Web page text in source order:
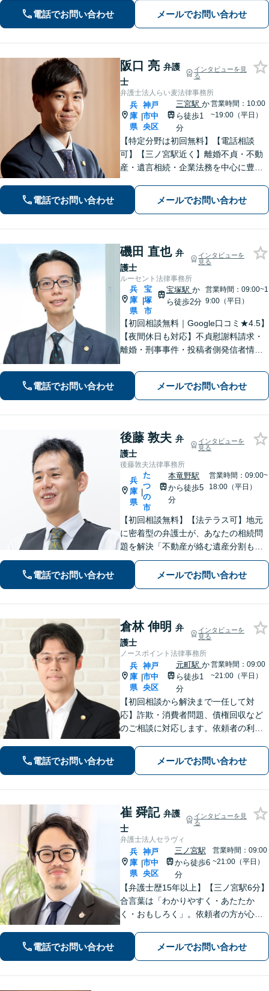
対応(法律相談は完全予約制)】各分野で
専門性の高い弁護士が寄り添い解決を
電話でお問い合わせ メールでお問い合わせ
阪口 亮 弁護
士
インタビューを見
る
弁護士法人らい麦法律事務所
兵
庫
県
|
神戸
市中
央区
三宮駅 か
ら徒歩1
分
営業時間：10:00
~19:00（平日）
【特定分野は初回無料】【電話相談
可】【三ノ宮駅近く】離婚不貞・不動
産・遺言相続・企業法務を中心に豊富
ために」をモットーに、高い専門性を
もって最善の解決を実現します。お気
電話でお問い合わせ メールでお問い合わせ
磯田 直也 弁
護士
インタビューを
見る
ルーセント法律事務所
兵
庫
県
|
宝
塚
市
宝塚駅 か
ら徒歩2分
営業時間：09:00~1
9:00（平日）
【初回相談無料｜Google口コミ★4.5】
【夜間休日も対応】不貞慰謝料請求・
離婚・刑事事件・投稿者側発信者情報
メイドのサービスで問題解決や事業の
推進を強力にサポート【宝塚駅徒歩2分
｜電話・WEB面談で全国対応】
電話でお問い合わせ メールでお問い合わせ
後藤 敦夫 弁
護士
インタビューを
見る
後藤敦夫法律事務所
兵
庫
県
|
た
つ
の
市
本竜野駅
から徒歩5
分
営業時間：09:00~
18:00（平日）
【初回相談無料】【法テラス可】地元
に密着型の弁護士が、あなたの相続問
題を解決「不動産が絡む遺産分割も的
確に対応」借金問題に精通した弁護士
が、オーダーメイドの解決策をご提案
「他の事務所で対応できなかった自己
電話でお問い合わせ メールでお問い合わせ
倉林 伸明 弁
護士
インタビューを
見る
ノースポイント法律事務所
兵
庫
県
|
神戸
市中
央区
元町駅 か
ら徒歩1
分
営業時間：09:00
~21:00（平日）
【初回相談から解決まで一任して対
応】詐欺・消費者問題、債権回収など
のご相談に対応します。依頼者の利益
駅1分・土日夜間の相談歓迎】
電話でお問い合わせ メールでお問い合わせ
崔 舜記 弁護
士
インタビューを見
る
弁護士法人セラヴィ
兵
庫
県
|
神戸
市中
央区
三ノ宮駅
から徒歩6
分
営業時間：09:00
~21:00（平日）
【弁護士歴15年以上】【三ノ宮駅6分】
合言葉は「わかりやすく・あたたか
く・おもしろく」。依頼者の方が心か
広い領域をカバー。【夜間休日/電話相
談可能】【初回面談20分無料】
電話でお問い合わせ メールでお問い合わせ